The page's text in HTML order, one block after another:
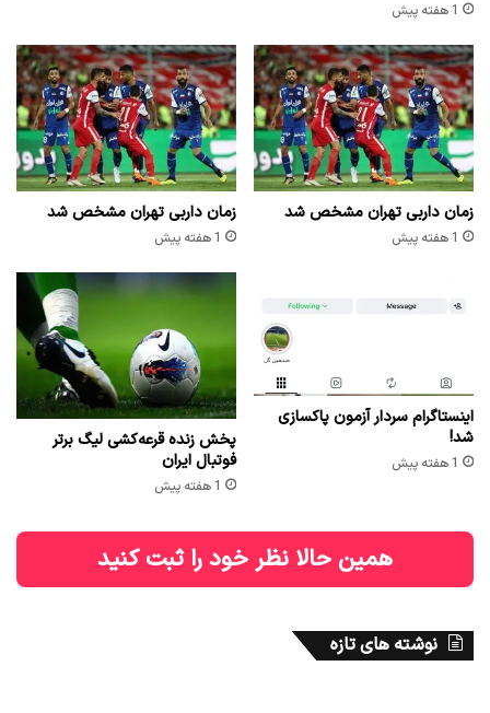
1 هفته پیش
زمان داربی تهران مشخص شد
1 هفته پیش
زمان داربی تهران مشخص شد
1 هفته پیش
اینستاگرام سردار آزمون پاکسازی
شد!
1 هفته پیش
پخش زنده قرعه‌کشی لیگ برتر
فوتبال ایران
1 هفته پیش
همین حالا نظر خود را ثبت کنید
نوشته های تازه